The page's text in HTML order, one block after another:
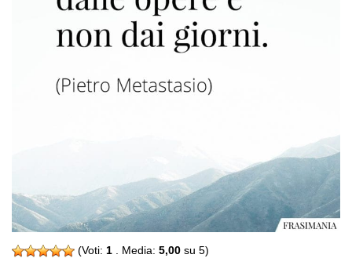
(Voti: 1 . Media: 5,00 su 5)